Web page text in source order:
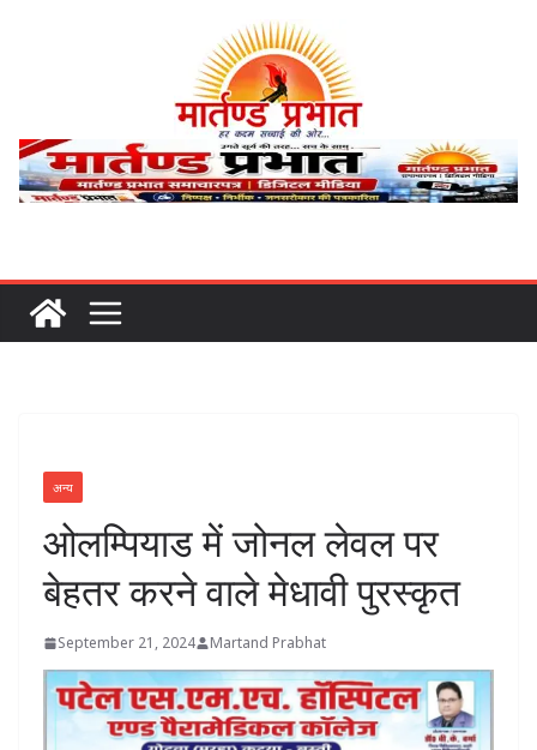
अन्य
ओलम्पियाड में जोनल लेवल पर
बेहतर करने वाले मेधावी पुरस्कृत
September 21, 2024 Martand Prabhat